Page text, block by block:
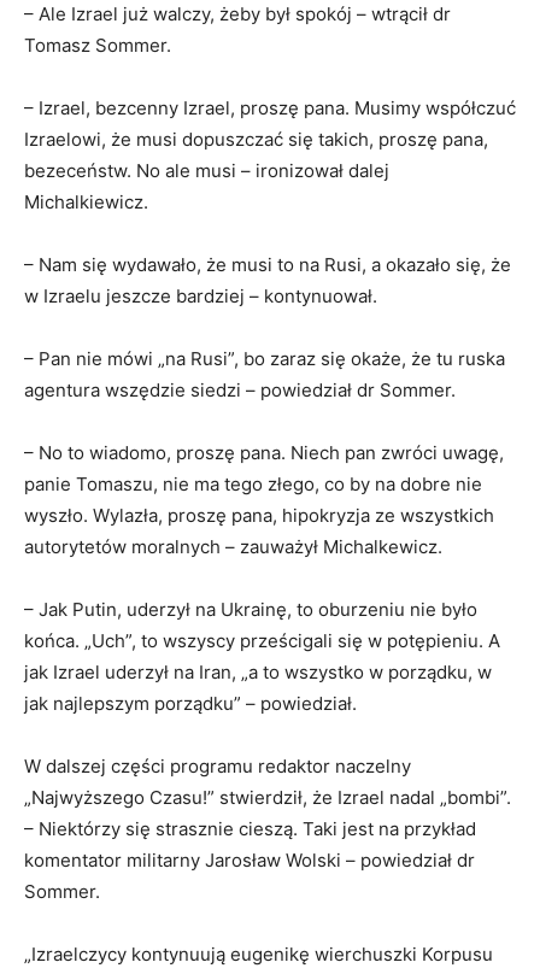
– Ale Izrael już walczy, żeby był spokój – wtrącił dr
Tomasz Sommer.
– Izrael, bezcenny Izrael, proszę pana. Musimy współczuć
Izraelowi, że musi dopuszczać się takich, proszę pana,
bezeceństw. No ale musi – ironizował dalej
Michalkiewicz.
– Nam się wydawało, że musi to na Rusi, a okazało się, że
w Izraelu jeszcze bardziej – kontynuował.
– Pan nie mówi „na Rusi”, bo zaraz się okaże, że tu ruska
agentura wszędzie siedzi – powiedział dr Sommer.
– No to wiadomo, proszę pana. Niech pan zwróci uwagę,
panie Tomaszu, nie ma tego złego, co by na dobre nie
wyszło. Wylazła, proszę pana, hipokryzja ze wszystkich
autorytetów moralnych – zauważył Michalkewicz.
– Jak Putin, uderzył na Ukrainę, to oburzeniu nie było
końca. „Uch”, to wszyscy prześcigali się w potępieniu. A
jak Izrael uderzył na Iran, „a to wszystko w porządku, w
jak najlepszym porządku” – powiedział.
W dalszej części programu redaktor naczelny
„Najwyższego Czasu!” stwierdził, że Izrael nadal „bombi”.
– Niektórzy się strasznie cieszą. Taki jest na przykład
komentator militarny Jarosław Wolski – powiedział dr
Sommer.
„Izraelczycy kontynuują eugenikę wierchuszki Korpusu